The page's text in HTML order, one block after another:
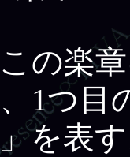
の楽章
1つ目
を表す